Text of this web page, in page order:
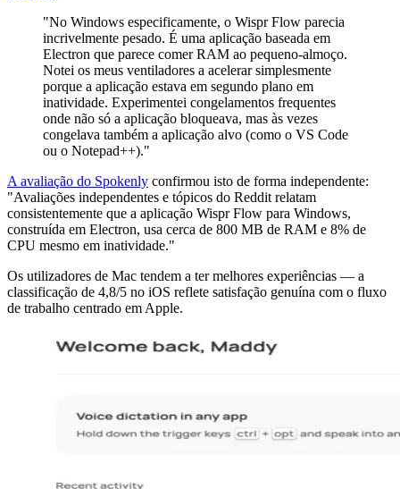
"No Windows especificamente, o Wispr Flow parecia
incrivelmente pesado. É uma aplicação baseada em
Electron que parece comer RAM ao pequeno-almoço.
Notei os meus ventiladores a acelerar simplesmente
porque a aplicação estava em segundo plano em
inatividade. Experimentei congelamentos frequentes
onde não só a aplicação bloqueava, mas às vezes
congelava também a aplicação alvo (como o VS Code
ou o Notepad++)."
A avaliação do Spokenly confirmou isto de forma independente:
"Avaliações independentes e tópicos do Reddit relatam
consistentemente que a aplicação Wispr Flow para Windows,
construída em Electron, usa cerca de 800 MB de RAM e 8% de
CPU mesmo em inatividade."
Os utilizadores de Mac tendem a ter melhores experiências — a
classificação de 4,8/5 no iOS reflete satisfação genuína com o fluxo
de trabalho centrado em Apple.